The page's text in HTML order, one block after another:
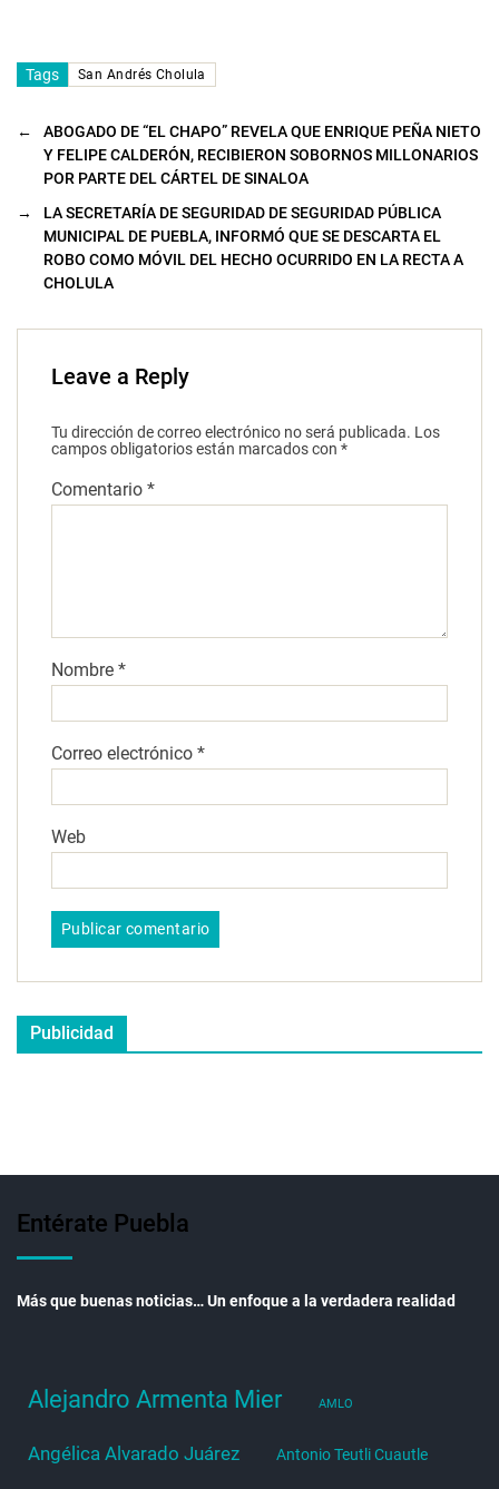
Tags San Andrés Cholula
←
ABOGADO DE “EL CHAPO” REVELA QUE ENRIQUE PEÑA NIETO
Y FELIPE CALDERÓN, RECIBIERON SOBORNOS MILLONARIOS
POR PARTE DEL CÁRTEL DE SINALOA
→
LA SECRETARÍA DE SEGURIDAD DE SEGURIDAD PÚBLICA
MUNICIPAL DE PUEBLA, INFORMÓ QUE SE DESCARTA EL
ROBO COMO MÓVIL DEL HECHO OCURRIDO EN LA RECTA A
CHOLULA
Leave a Reply
Tu dirección de correo electrónico no será publicada. Los
campos obligatorios están marcados con *
Comentario *
Nombre *
Correo electrónico *
Web
Publicidad
Entérate Puebla
Más que buenas noticias… Un enfoque a la verdadera realidad
Alejandro Armenta Mier AMLO
Angélica Alvarado Juárez Antonio Teutli Cuautle